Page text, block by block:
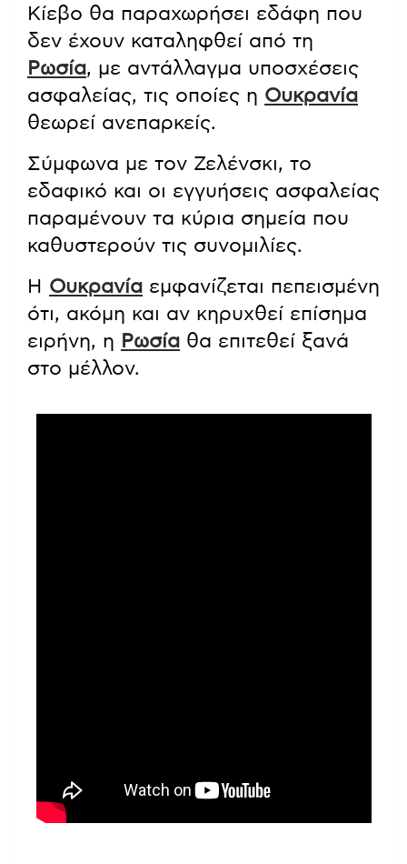
Κίεβο θα παραχωρήσει εδάφη που
δεν έχουν καταληφθεί από τη
Ρωσία, με αντάλλαγμα υποσχέσεις
ασφαλείας, τις οποίες η Ουκρανία
θεωρεί ανεπαρκείς.
Σύμφωνα με τον Ζελένσκι, το
εδαφικό και οι εγγυήσεις ασφαλείας
παραμένουν τα κύρια σημεία που
καθυστερούν τις συνομιλίες.
Η Ουκρανία εμφανίζεται πεπεισμένη
ότι, ακόμη και αν κηρυχθεί επίσημα
ειρήνη, η Ρωσία θα επιτεθεί ξανά
στο μέλλον.